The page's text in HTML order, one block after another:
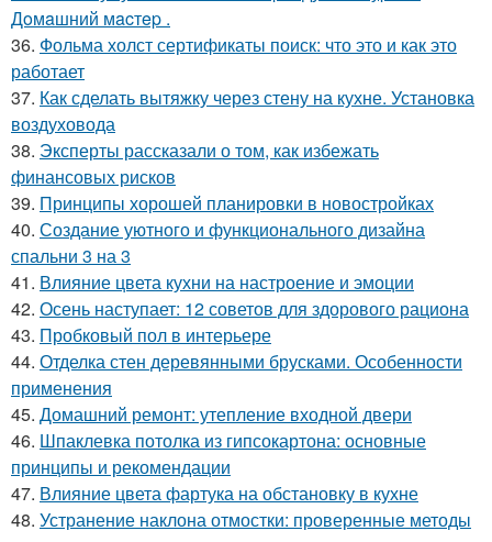
Дoмaшний мacтep .
36. Фольма холст сертификаты поиск: что это и как это
работает
37. Как сделать вытяжку через стену на кухне. Установка
воздуховода
38. Эксперты рассказали о том, как избежать
финансовых рисков
39. Принципы хорошей планировки в новостройках
40. Создание уютного и функционального дизайна
спальни 3 на 3
41. Влияние цвета кухни на настроение и эмоции
42. Осень наступает: 12 советов для здорового рациона
43. Пробковый пол в интерьере
44. Отделка стен деревянными брусками. Особенности
применения
45. Домашний ремонт: утепление входной двери
46. Шпаклевка потолка из гипсокартона: основные
принципы и рекомендации
47. Влияние цвета фартука на обстановку в кухне
48. Устранение наклона отмостки: проверенные методы